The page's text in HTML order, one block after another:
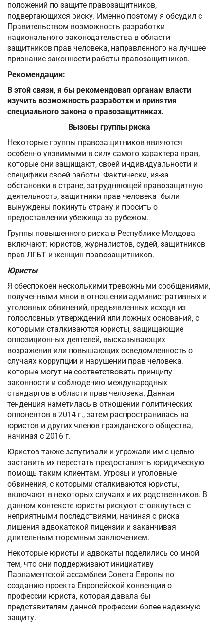
положений по защите правозащитников,
подвергающихся риску. Именно поэтому я обсудил с
Правительством возможность разработки
национального законодательства в области
защитников прав человека, направленного на лучшее
признание законности работы правозащитников.
Рекомендации:
В этой связи, я бы рекомендовал органам власти
изучить возможность разработки и принятия
специального закона о правозащитниках.
Вызовы группы риска
Некоторые группы правозащитников являются
особенно уязвимыми в силу самого характера прав,
которые они защищают, своей индивидуальности и
специфики своей работы. Фактически, из-за
обстановки в стране, затрудняющей правозащитную
деятельность, защитники прав человека были
вынуждены покинуть страну и просить о
предоставлении убежища за рубежом.
Группы повышенного риска в Республике Молдова
включают: юристов, журналистов, судей, защитников
прав ЛГБТ и женщин-правозащитников.
Юристы
Я обеспокоен несколькими тревожными сообщениями,
полученными мной в отношении административных и
уголовных обвинений, предъявленных исходя из
голословных утверждений или ложных оснований, с
которыми сталкиваются юристы, защищающие
оппозиционных деятелей, высказывающих
возражения или повышающих осведомленность о
случаях коррупции и нарушении прав человека,
которые могут не соответствовать принципу
законности и соблюдению международных
стандартов в области прав человека. Данная
тенденция наметилась в отношении политических
оппонентов в 2014 г., затем распространилась на
юристов и других членов гражданского общества,
начиная с 2016 г.
Юристов также запугивали и угрожали им с целью
заставить их перестать предоставлять юридическую
помощь таким клиентам. Угрозы и уголовные
обвинения, с которыми сталкиваются юристы,
включают в некоторых случаях и их родственников. В
данном контексте юристы рискуют столкнуться с
неприятными последствиями, начиная с риска
лишения адвокатской лицензии и заканчивая
длительным тюремным заключением.
Некоторые юристы и адвокаты поделились со мной
тем, что они поддерживают инициативу
Парламентской ассамблеи Совета Европы по
созданию проекта Европейской конвенции о
профессии юриста, которая давала бы
представителям данной профессии более надежную
защиту.